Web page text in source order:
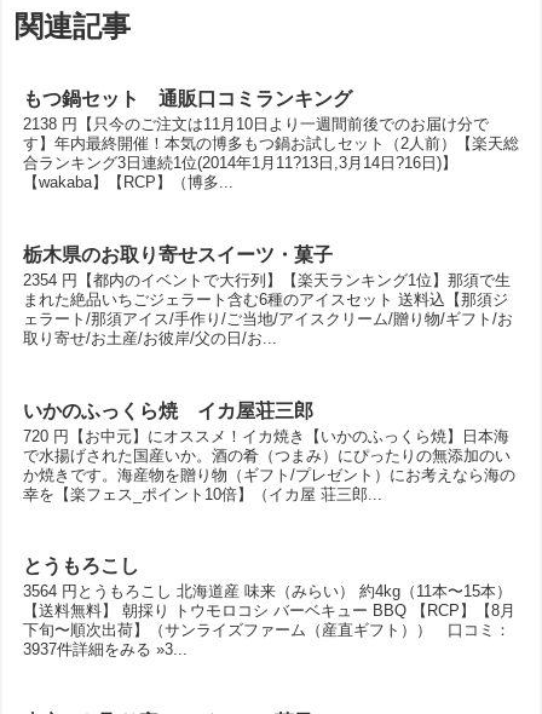
関連記事
もつ鍋セット 通販口コミランキング
2138 円【只今のご注文は11月10日より一週間前後でのお届け分で
す】年内最終開催！本気の博多もつ鍋お試しセット（2人前）【楽天総
合ランキング3日連続1位(2014年1月11?13日,3月14日?16日)】
【wakaba】【RCP】（博多...
栃木県のお取り寄せスイーツ・菓子
2354 円【都内のイベントで大行列】【楽天ランキング1位】那須で生
まれた絶品いちごジェラート含む6種のアイスセット 送料込【那須ジ
ェラート/那須アイス/手作り/ご当地/アイスクリーム/贈り物/ギフト/お
取り寄せ/お土産/お彼岸/父の日/お...
いかのふっくら焼 イカ屋荘三郎
720 円【お中元】にオススメ！イカ焼き【いかのふっくら焼】日本海
で水揚げされた国産いか。酒の肴（つまみ）にぴったりの無添加のい
か焼きです。海産物を贈り物（ギフト/プレゼント）にお考えなら海の
幸を【楽フェス_ポイント10倍】（イカ屋 荘三郎...
とうもろこし
3564 円とうもろこし 北海道産 味来（みらい） 約4kg（11本〜15本）
【送料無料】 朝採り トウモロコシ バーベキュー BBQ 【RCP】【8月
下旬〜順次出荷】（サンライズファーム（産直ギフト）） 口コミ：
3937件詳細をみる »3...